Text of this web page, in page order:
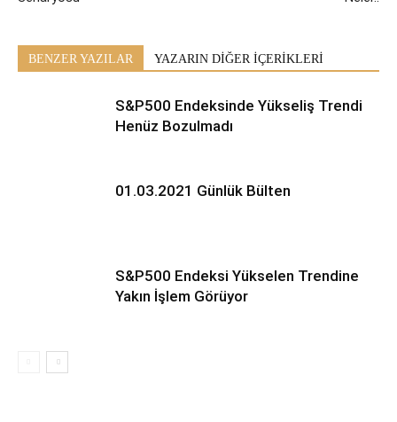
BENZER YAZILAR YAZARIN DİĞER İÇERİKLERİ
S&P500 Endeksinde Yükseliş Trendi
Henüz Bozulmadı
01.03.2021 Günlük Bülten
S&P500 Endeksi Yükselen Trendine
Yakın İşlem Görüyor